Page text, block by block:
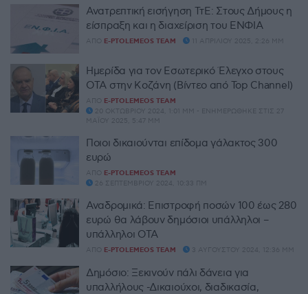
Ανατρεπτική εισήγηση ΤτΕ: Στους Δήμους η
είσπραξη και η διαχείριση του ΕΝΦΙΑ
ΑΠΌ E-PTOLEMEOS TEAM 11 ΑΠΡΙΛΊΟΥ 2025, 2:26 ΜΜ
Ημερίδα για τον Εσωτερικό Έλεγχο στους
ΟΤΑ στην Κοζάνη (Βίντεο από Top Channel)
ΑΠΌ E-PTOLEMEOS TEAM
20 ΟΚΤΩΒΡΊΟΥ 2024, 1:01 ΜΜ - ΕΝΗΜΕΡΏΘΗΚΕ ΣΤΙΣ 27
ΜΑΪ́ΟΥ 2025, 5:47 ΜΜ
Ποιοι δικαιούνται επίδομα γάλακτος 300
ευρώ
ΑΠΌ E-PTOLEMEOS TEAM
26 ΣΕΠΤΕΜΒΡΊΟΥ 2024, 10:33 ΠΜ
Αναδρομικά: Επιστροφή ποσών 100 έως 280
ευρώ θα λάβουν δημόσιοι υπάλληλοι –
υπάλληλοι ΟΤΑ
ΑΠΌ E-PTOLEMEOS TEAM 3 ΑΥΓΟΎΣΤΟΥ 2024, 12:36 ΜΜ
Δημόσιο: Ξεκινούν πάλι δάνεια για
υπαλλήλους -Δικαιούχοι, διαδικασία,